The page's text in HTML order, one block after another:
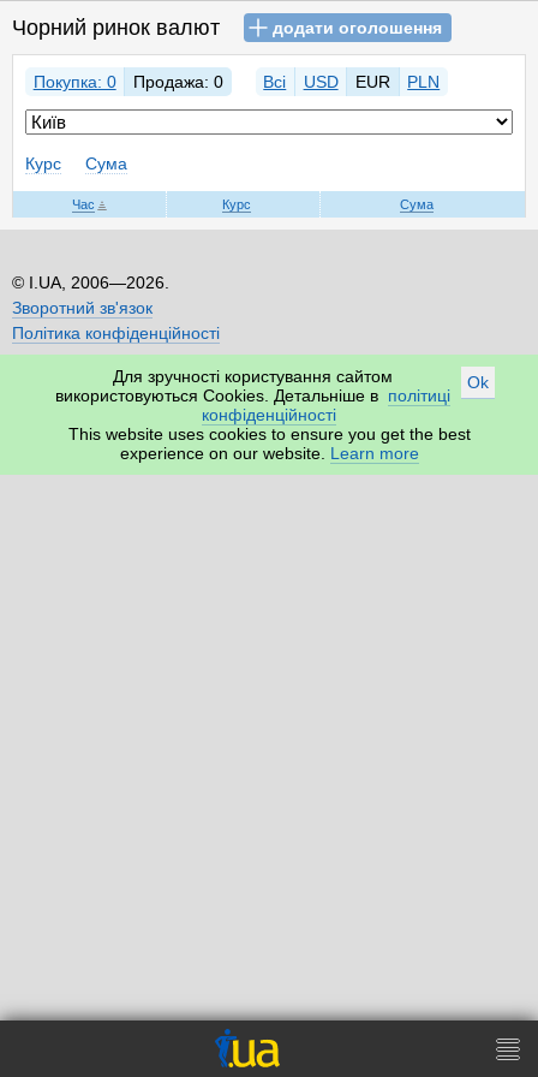
Чорний ринок валют додати оголошення
Покупка: 0 Продажа: 0 Всі USD EUR PLN
Курс Сума
Час Курс Сума
I.UA, 2006—2026.
Зворотний зв'язок
Політика конфіденційності
Ok
Для зручності користування сайтом
використовуються Cookies. Детальніше в політиці
конфіденційності
This website uses cookies to ensure you get the best
experience on our website. Learn more